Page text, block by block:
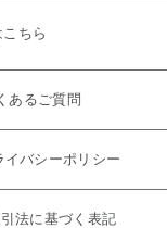
ちら
あるご質問
イバシーポリシー
法に基づく表記